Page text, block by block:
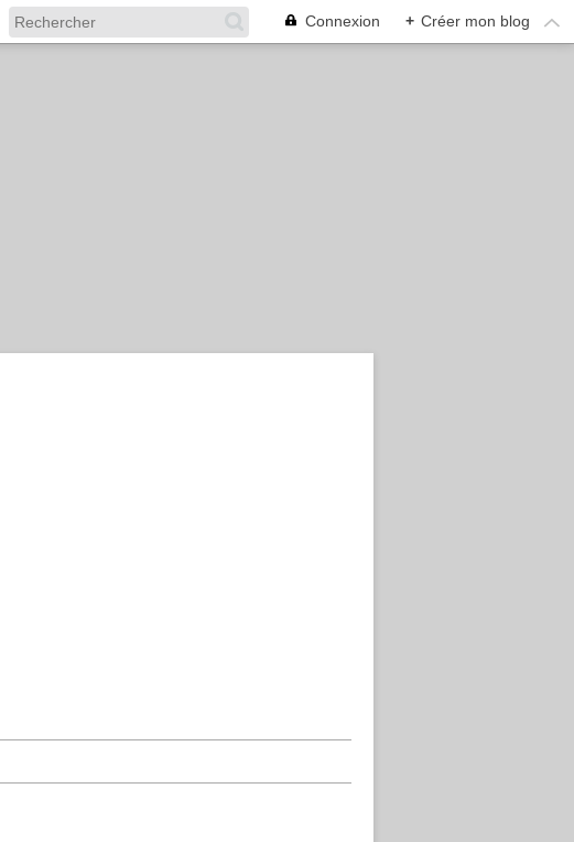
Connexion + Créer mon blog